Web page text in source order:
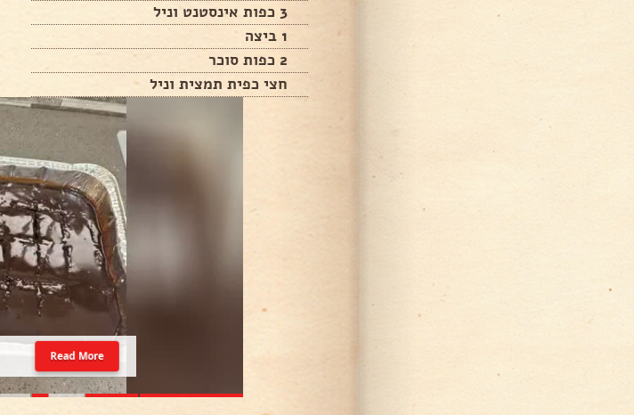
3 כפות אינסטנט וניל
1 ביצה
2 כפות סוכר
חצי כפית תמצית וניל
Read More